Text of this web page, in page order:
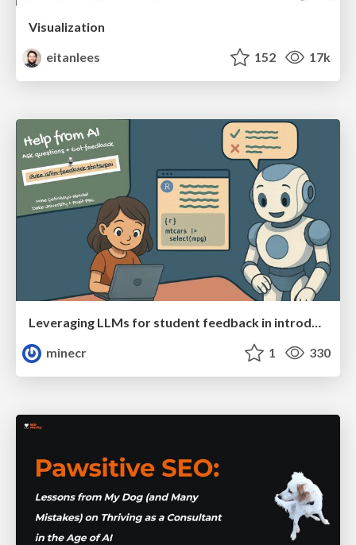
Visualization
eitanlees
152 17k
Leveraging LLMs for student feedback in introductory data science courses - posit::conf(2025)
minecr
1 330